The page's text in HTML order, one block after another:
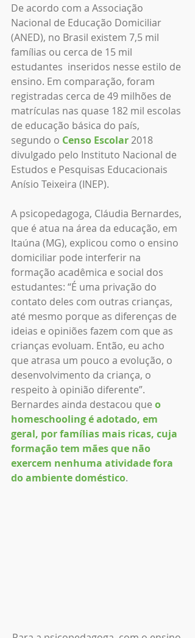
De acordo com a Associação
Nacional de Educação Domiciliar
(ANED), no Brasil existem 7,5 mil
famílias ou cerca de 15 mil
estudantes  inseridos nesse estilo de
ensino. Em comparação, foram
registradas cerca de 49 milhões de
matrículas nas quase 182 mil escolas
de educação básica do país,
segundo o Censo Escolar 2018
divulgado pelo Instituto Nacional de
Estudos e Pesquisas Educacionais
Anísio Teixeira (INEP).
A psicopedagoga, Cláudia Bernardes,
que é atua na área da educação, em
Itaúna (MG), explicou como o ensino
domiciliar pode interferir na
formação acadêmica e social dos
estudantes: “É uma privação do
contato deles com outras crianças,
até mesmo porque as diferenças de
ideias e opiniões fazem com que as
crianças evoluam. Então, eu acho
que atrasa um pouco a evolução, o
desenvolvimento da criança, o
respeito à opinião diferente”.
Bernardes ainda destacou que o
homeschooling é adotado, em
geral, por famílias mais ricas, cuja
formação tem mães que não
exercem nenhuma atividade fora
do ambiente doméstico.